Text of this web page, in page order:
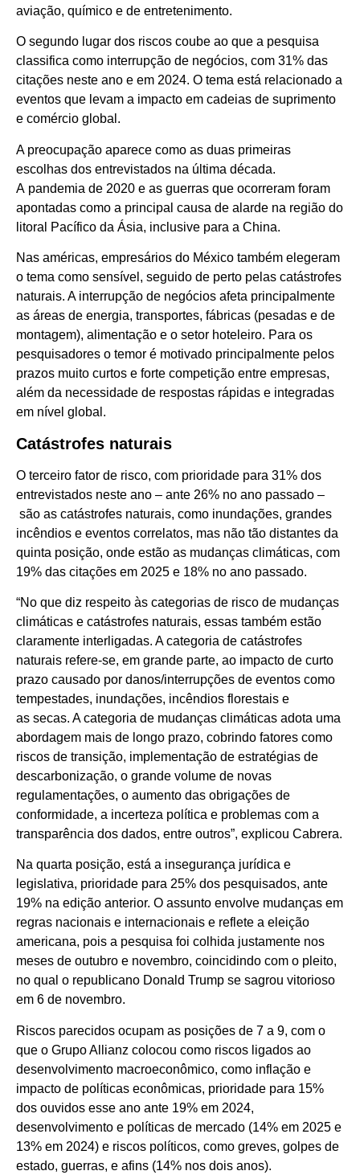
aviação, químico e de entretenimento.
O segundo lugar dos riscos coube ao que a pesquisa
classifica como interrupção de negócios, com 31% das
citações neste ano e em 2024. O tema está relacionado a
eventos que levam a impacto em cadeias de suprimento
e comércio global.
A preocupação aparece como as duas primeiras
escolhas dos entrevistados na última década.
A pandemia de 2020 e as guerras que ocorreram foram
apontadas como a principal causa de alarde na região do
litoral Pacífico da Ásia, inclusive para a China.
Nas américas, empresários do México também elegeram
o tema como sensível, seguido de perto pelas catástrofes
naturais. A interrupção de negócios afeta principalmente
as áreas de energia, transportes, fábricas (pesadas e de
montagem), alimentação e o setor hoteleiro. Para os
pesquisadores o temor é motivado principalmente pelos
prazos muito curtos e forte competição entre empresas,
além da necessidade de respostas rápidas e integradas
em nível global.
Catástrofes naturais
O terceiro fator de risco, com prioridade para 31% dos
entrevistados neste ano – ante 26% no ano passado –
são as catástrofes naturais, como inundações, grandes
incêndios e eventos correlatos, mas não tão distantes da
quinta posição, onde estão as mudanças climáticas, com
19% das citações em 2025 e 18% no ano passado.
“No que diz respeito às categorias de risco de mudanças
climáticas e catástrofes naturais, essas também estão
claramente interligadas. A categoria de catástrofes
naturais refere-se, em grande parte, ao impacto de curto
prazo causado por danos/interrupções de eventos como
tempestades, inundações, incêndios florestais e
as secas. A categoria de mudanças climáticas adota uma
abordagem mais de longo prazo, cobrindo fatores como
riscos de transição, implementação de estratégias de
descarbonização, o grande volume de novas
regulamentações, o aumento das obrigações de
conformidade, a incerteza política e problemas com a
transparência dos dados, entre outros”, explicou Cabrera.
Na quarta posição, está a insegurança jurídica e
legislativa, prioridade para 25% dos pesquisados, ante
19% na edição anterior. O assunto envolve mudanças em
regras nacionais e internacionais e reflete a eleição
americana, pois a pesquisa foi colhida justamente nos
meses de outubro e novembro, coincidindo com o pleito,
no qual o republicano Donald Trump se sagrou vitorioso
em 6 de novembro.
Riscos parecidos ocupam as posições de 7 a 9, com o
que o Grupo Allianz colocou como riscos ligados ao
desenvolvimento macroeconômico, como inflação e
impacto de políticas econômicas, prioridade para 15%
dos ouvidos esse ano ante 19% em 2024,
desenvolvimento e políticas de mercado (14% em 2025 e
13% em 2024) e riscos políticos, como greves, golpes de
estado, guerras, e afins (14% nos dois anos).